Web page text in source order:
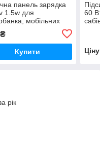
панель зарядка
1.5w для
мобільних
Купити
60
рік